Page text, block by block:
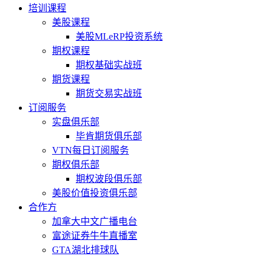
培训课程
美股课程
美股MLeRP投资系统
期权课程
期权基础实战班
期货课程
期货交易实战班
订阅服务
实盘俱乐部
毕肯期货俱乐部
VTN每日订阅服务
期权俱乐部
期权波段俱乐部
美股价值投资俱乐部
合作方
加拿大中文广播电台
富途证券牛牛直播室
GTA湖北排球队